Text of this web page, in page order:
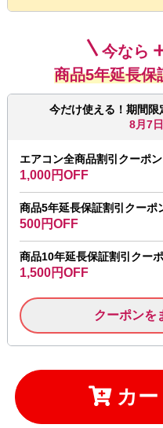
今なら
商品5年延長保
今だけ使える！期間
8月7
エアコン全商品割引クーポン
1,000円OFF
商品5年延長保証割引クーポ
500円OFF
商品10年延長保証割引クー
1,500円OFF
クーポンを
カー